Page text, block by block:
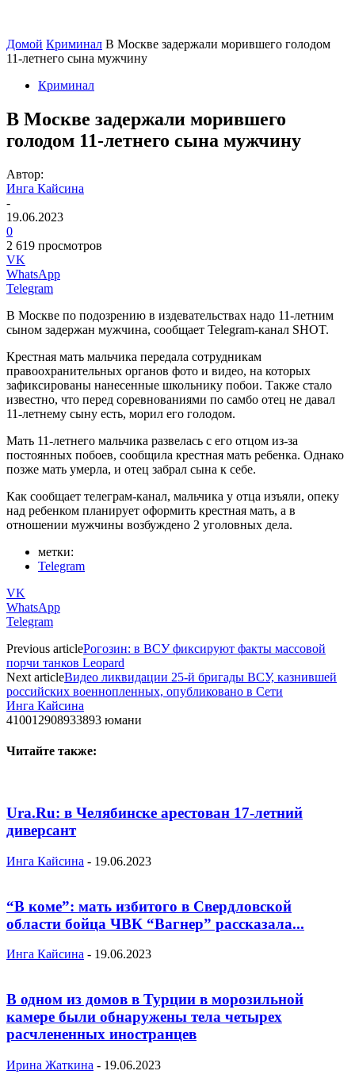
Домой Криминал В Москве задержали морившего голодом
11-летнего сына мужчину
Криминал
В Москве задержали морившего
голодом 11-летнего сына мужчину
Автор:
Инга Кайсина
-
19.06.2023
0
2 619 просмотров
VK
WhatsApp
Telegram
В Москве по подозрению в издевательствах надо 11-летним
сыном задержан мужчина, сообщает Telegram-канал SHOT.
Крестная мать мальчика передала сотрудникам
правоохранительных органов фото и видео, на которых
зафиксированы нанесенные школьнику побои. Также стало
известно, что перед соревнованиями по самбо отец не давал
11-летнему сыну есть, морил его голодом.
Мать 11-летнего мальчика развелась с его отцом из-за
постоянных побоев, сообщила крестная мать ребенка. Однако
позже мать умерла, и отец забрал сына к себе.
Как сообщает телеграм-канал, мальчика у отца изъяли, опеку
над ребенком планирует оформить крестная мать, а в
отношении мужчины возбуждено 2 уголовных дела.
метки:
Telegram
VK
WhatsApp
Telegram
Previous articleРогозин: в ВСУ фиксируют факты массовой
порчи танков Leopard
Next articleВидео ликвидации 25-й бригады ВСУ, казнившей
российских военнопленных, опубликовано в Сети
Инга Кайсина
410012908933893 юмани
Читайте также:
Ura.Ru: в Челябинске арестован 17-летний
диверсант
Инга Кайсина - 19.06.2023
“В коме”: мать избитого в Свердловской
области бойца ЧВК “Вагнер” рассказала...
Инга Кайсина - 19.06.2023
В одном из домов в Турции в морозильной
камере были обнаружены тела четырех
расчлененных иностранцев
Ирина Жаткина - 19.06.2023